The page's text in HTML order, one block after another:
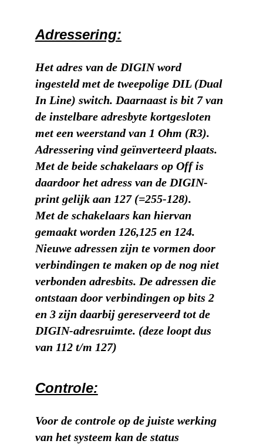
Adressering:
Het adres van de DIGIN word
ingesteld met de tweepolige DIL (Dual
In Line) switch. Daarnaast is bit 7 van
de instelbare adresbyte kortgesloten
met een weerstand van 1 Ohm (R3).
Adressering vind geïnverteerd plaats.
Met de beide schakelaars op Off is
daardoor het adress van de DIGIN-
print gelijk aan 127 (=255-128).
Met de schakelaars kan hiervan
gemaakt worden 126,125 en 124.
Nieuwe adressen zijn te vormen door
verbindingen te maken op de nog niet
verbonden adresbits. De adressen die
ontstaan door verbindingen op bits 2
en 3 zijn daarbij gereserveerd tot de
DIGIN-adresruimte. (deze loopt dus
van 112 t/m 127)
Controle:
Voor de controle op de juiste werking
van het systeem kan de status